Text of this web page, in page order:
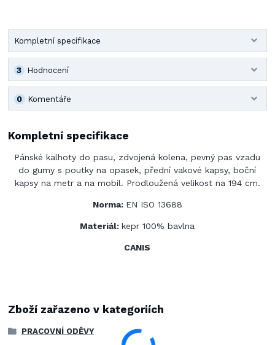
Kompletní specifikace
Hodnocení
3
Komentáře
0
Kompletní specifikace
Pánské kalhoty do pasu, zdvojená kolena, pevný pas vzadu
do gumy s poutky na opasek, přední vakové kapsy, boční
kapsy na metr a na mobil. Prodloužená velikost na 194 cm.
Norma: EN ISO 13688
Materiál:kepr 100% bavlna
CANIS
Zboží zařazeno v kategoriích
PRACOVNÍ ODĚVY